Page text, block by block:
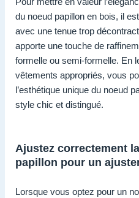
du noeud papillon en bois, il
avec une tenue trop
apporte une touche de
formelle ou semi-formelle. En
vêtements appropriés, vous
l’esthétique unique du noeud
style chic et distingué.
Ajustez correctement
papillon pour un
Lorsque vous optez pour un